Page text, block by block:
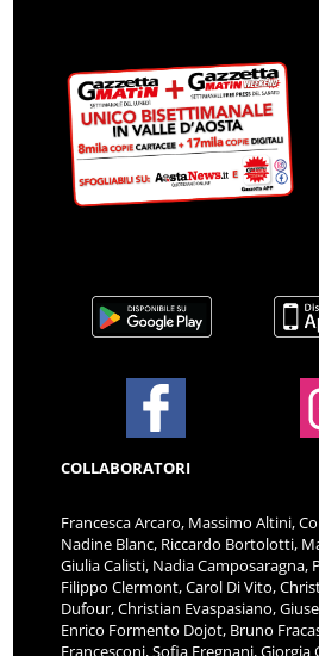
COLLABORATORI
Francesca Arcaro, Massimo Altini,
Nadine Blanc, Riccardo Bortolotti,
Giulia Calisti, Nadia Camposaragna,
Filippo Clermont, Carol Di Vito,
Dufour, Christian Evaspasiano,
Enrico Formento Dojot, Bruno
Francesconi, Sofia Fregnani, Giorgia